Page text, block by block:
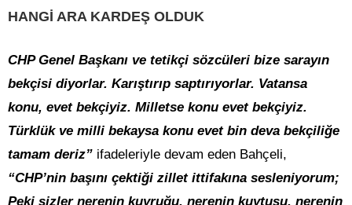
HANGİ ARA KARDEŞ OLDUK
CHP Genel Başkanı ve tetikçi sözcüleri bize sarayın
bekçisi diyorlar. Karıştırıp saptırıyorlar. Vatansa
konu, evet bekçiyiz. Milletse konu evet bekçiyiz.
Türklük ve milli bekaysa konu evet bin deva bekçiliğe
tamam deriz” ifadeleriyle devam eden Bahçeli,
“CHP’nin başını çektiği zillet ittifakına sesleniyorum;
Peki sizler nerenin kuyruğu, nerenin kuytusu, nerenin